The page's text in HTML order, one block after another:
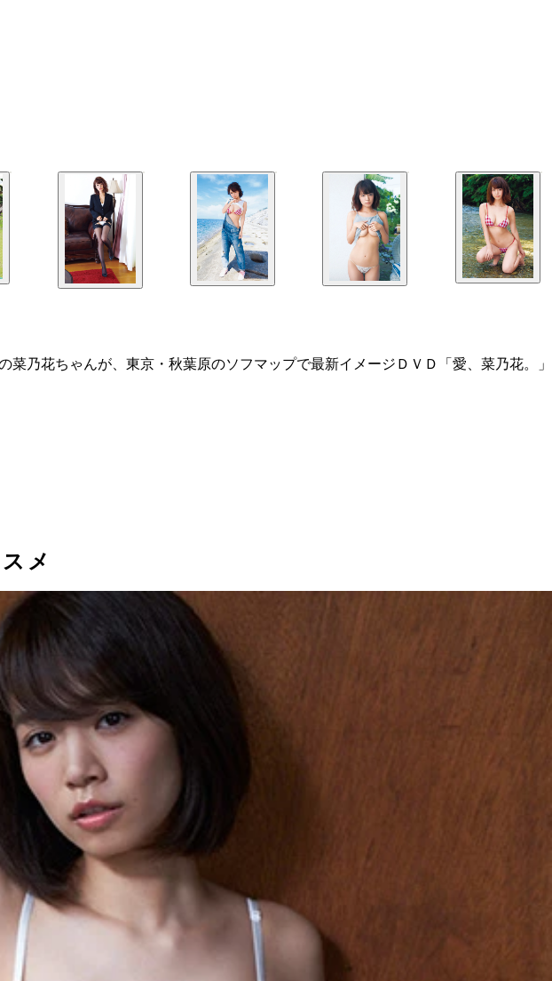
乃花ちゃんが、東京・秋葉原のソフマップで最新イメージＤＶＤ「愛、菜乃花。」
メ